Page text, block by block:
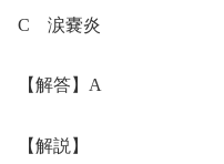
C 涙嚢炎
【解答】A
【解説】